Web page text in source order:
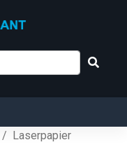
Laserpapier